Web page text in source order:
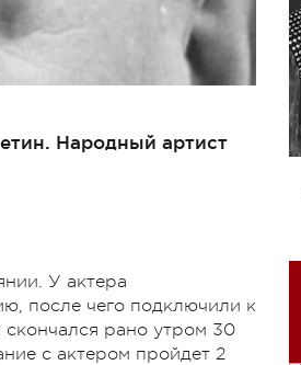
Народный артист
У актера
после чего подключили к
скончался рано утром 30
с актером пройдет 2